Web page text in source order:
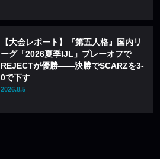
【大会レポート】『第五人格』国内リ
ーグ「2026夏季IJL」プレーオフで
REJECTが優勝——決勝でSCARZを3-
0で下す
2026.8.5